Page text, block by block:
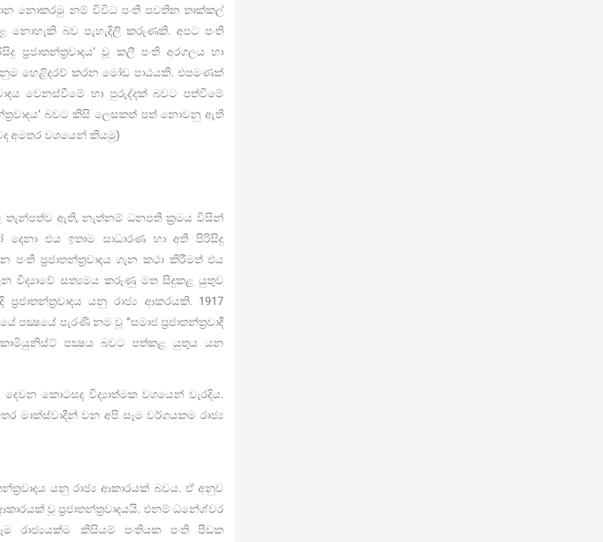
නොකරමු නම් විවිධ පංති පවතින තාක්කල්
කළ නොහැකි බව පැහැදිලි කරුණකි. අපට පංති
ප‍්‍රජාතන්ත‍්‍රවාදය’ වූ කලී පංති අරගලය හා
හෙළිදරව් කරන මෝඩ පාඨයකි. එපමණක්
වෙනස්වීමේ හා පුරුද්දක් බවට පත්වීමේ
බවට කිසි ලෙසකත් පත් නොවනු ඇති
අමතර වශයෙන් කියමු)
තැන්පත්ව ඇති, නැත්නම් ධනපති ක‍්‍රමය විසින්
එය ඉතාම සාධාරණ හා අති පිරිසිදු
ප‍්‍රජාතන්ත‍්‍රවාදය ගැන කථා කිරීමත් එය
විද්‍යාවේ සත්‍යමය කරුණු මත සිදුකළ යුතුව
යනු රාජ්‍ය ආකරයකි. 1917
පක්‍ෂයේ පැරණි නම වූ ”සමාජ ප‍්‍රජාතන්ත‍්‍රවාදී
පක්‍ෂය බවට පත්කළ යුතුය යන
දෙවන කොටසද විද්‍යාත්මක වශයෙන් වැරදිය.
මාක්ස්වාදීන් වන අපි සෑම වර්ගයකම රාජ්‍ය
යනු රාජ්‍ය ආකාරයක් බවය. ඒ අනුව
වූ ප‍්‍රජාතන්ත‍්‍රවාදයයි. එනම් ධනේශ්වර
රාජ්‍යයක්ම කිසියම් පංතියක පංති පීඩක